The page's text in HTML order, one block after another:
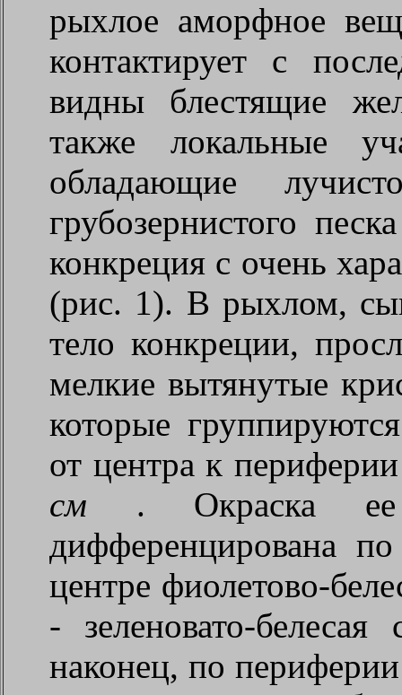
рыхлое аморфное
контактирует с
видны блестящие
также локальные
обладающие
грубозернистого
конкреция с очень
(рис. 1). В рыхлом,
тело конкреции,
мелкие вытянутые
которые
от центра к
см
. Окраска
дифференцирована
центре фиолетово-
- зеленовато-
наконец, по